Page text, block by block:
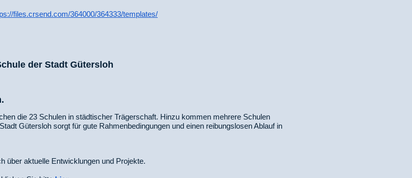
der Stadt Gütersloh
die 23 Schulen in städtischer Trägerschaft. Hinzu kommen mehrere Schulen
Gütersloh sorgt für gute Rahmenbedingungen und einen reibungslosen Ablauf in
über aktuelle Entwicklungen und Projekte.